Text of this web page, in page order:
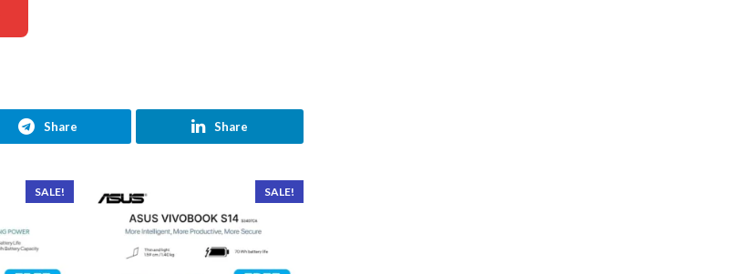
Share Share
SALE! SALE!